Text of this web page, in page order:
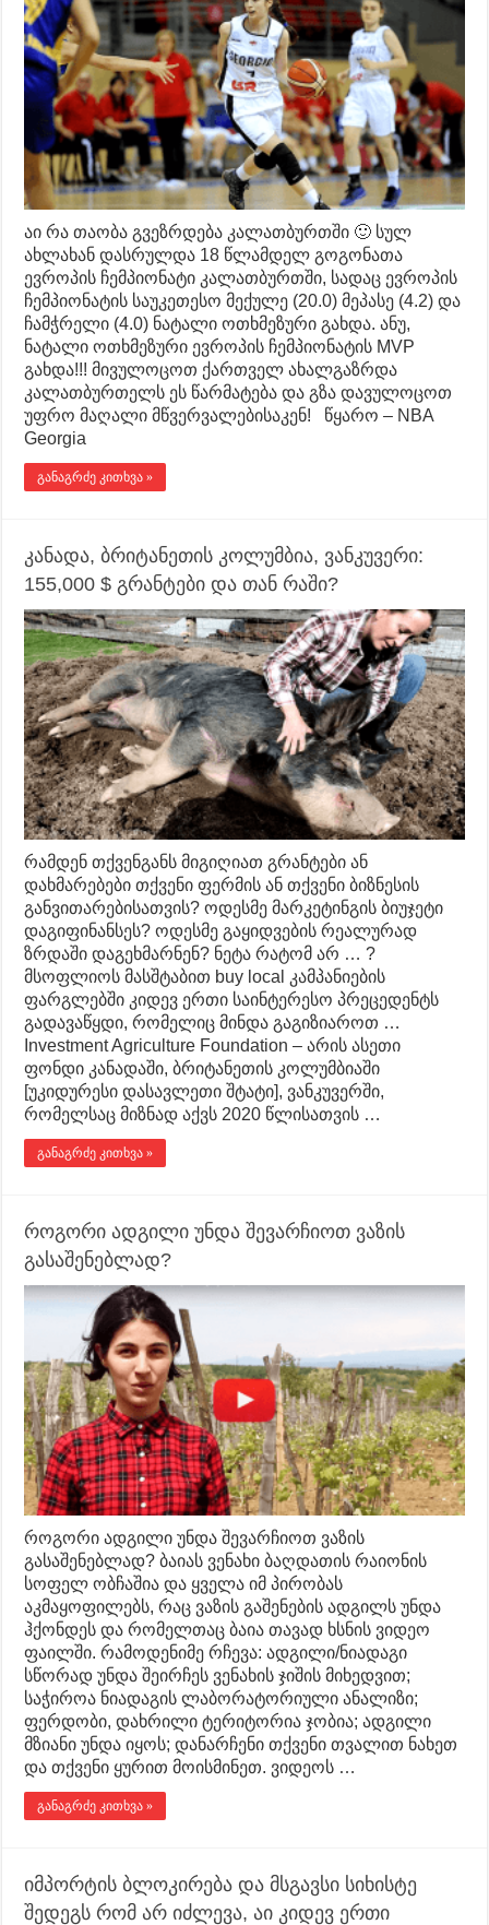
აი რა თაობა გვეზრდება კალათბურთში 🙂 სულ
ახლახან დასრულდა 18 წლამდელ გოგონათა
ევროპის ჩემპიონატი კალათბურთში, სადაც ევროპის
ჩემპიონატის საუკეთესო მექულე (20.0) მეპასე (4.2) და
ჩამჭრელი (4.0) ნატალი ოთხმეზური გახდა. ანუ,
ნატალი ოთხმეზური ევროპის ჩემპიონატის MVP
გახდა!!! მივულოცოთ ქართველ ახალგაზრდა
კალათბურთელს ეს წარმატება და გზა დავულოცოთ
უფრო მაღალი მწვერვალებისაკენ! წყარო – NBA
Georgia
განაგრძე კითხვა »
კანადა, ბრიტანეთის კოლუმბია, ვანკუვერი:
155,000 $ გრანტები და თან რაში?
რამდენ თქვენგანს მიგიღიათ გრანტები ან
დახმარებები თქვენი ფერმის ან თქვენი ბიზნესის
განვითარებისათვის? ოდესმე მარკეტინგის ბიუჯეტი
დაგიფინანსეს? ოდესმე გაყიდვების რეალურად
ზრდაში დაგეხმარნენ? ნეტა რატომ არ … ?
მსოფლიოს მასშტაბით buy local კამპანიების
ფარგლებში კიდევ ერთი საინტერესო პრეცედენტს
გადავაწყდი, რომელიც მინდა გაგიზიაროთ …
Investment Agriculture Foundation – არის ასეთი
ფონდი კანადაში, ბრიტანეთის კოლუმბიაში
[უკიდურესი დასავლეთი შტატი], ვანკუვერში,
რომელსაც მიზნად აქვს 2020 წლისათვის …
განაგრძე კითხვა »
როგორი ადგილი უნდა შევარჩიოთ ვაზის
გასაშენებლად?
როგორი ადგილი უნდა შევარჩიოთ ვაზის
გასაშენებლად? ბაიას ვენახი ბაღდათის რაიონის
სოფელ ობჩაშია და ყველა იმ პირობას
აკმაყოფილებს, რაც ვაზის გაშენების ადგილს უნდა
ჰქონდეს და რომელთაც ბაია თავად ხსნის ვიდეო
ფაილში. რამოდენიმე რჩევა: ადგილი/ნიადაგი
სწორად უნდა შეირჩეს ვენახის ჯიშის მიხედვით;
საჭიროა ნიადაგის ლაბორატორიული ანალიზი;
ფერდობი, დახრილი ტერიტორია ჯობია; ადგილი
მზიანი უნდა იყოს; დანარჩენი თქვენი თვალით ნახეთ
და თქვენი ყურით მოისმინეთ. ვიდეოს …
განაგრძე კითხვა »
იმპორტის ბლოკირება და მსგავსი სიხისტე
შედეგს რომ არ იძლევა, აი კიდევ ერთი